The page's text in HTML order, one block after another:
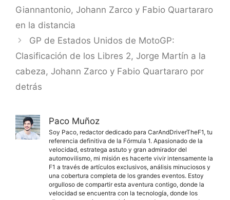
Giannantonio, Johann Zarco y Fabio Quartararo
en la distancia
GP de Estados Unidos de MotoGP:
Clasificación de los Libres 2, Jorge Martín a la
cabeza, Johann Zarco y Fabio Quartararo por
detrás
Paco Muñoz
Soy Paco, redactor dedicado para CarAndDriverTheF1, tu
referencia definitiva de la Fórmula 1. Apasionado de la
velocidad, estratega astuto y gran admirador del
automovilismo, mi misión es hacerte vivir intensamente la
F1 a través de artículos exclusivos, análisis minuciosos y
una cobertura completa de los grandes eventos. Estoy
orgulloso de compartir esta aventura contigo, donde la
velocidad se encuentra con la tecnología, donde los